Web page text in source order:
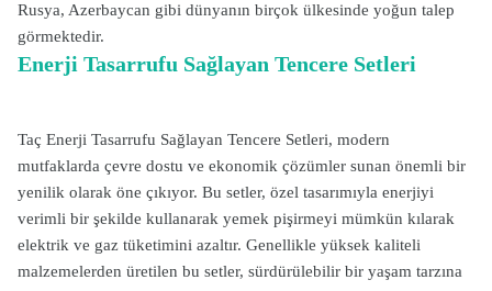
Rusya, Azerbaycan gibi dünyanın birçok ülkesinde yoğun talep
görmektedir.
Enerji Tasarrufu Sağlayan Tencere Setleri
Taç Enerji Tasarrufu Sağlayan Tencere Setleri, modern
mutfaklarda çevre dostu ve ekonomik çözümler sunan önemli bir
yenilik olarak öne çıkıyor. Bu setler, özel tasarımıyla enerjiyi
verimli bir şekilde kullanarak yemek pişirmeyi mümkün kılarak
elektrik ve gaz tüketimini azaltır. Genellikle yüksek kaliteli
malzemelerden üretilen bu setler, sürdürülebilir bir yaşam tarzına